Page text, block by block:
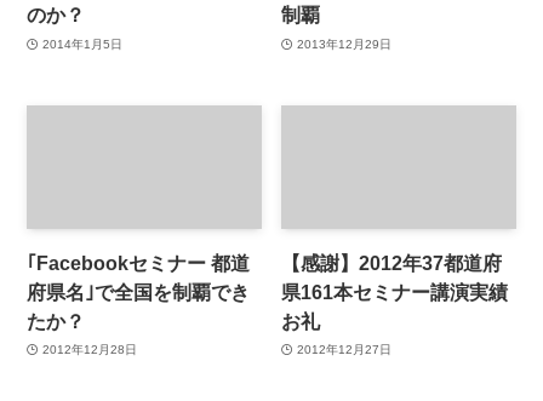
のか？
2014年1月5日
制覇
2013年12月29日
｢Facebookセミナー 都道
府県名｣で全国を制覇でき
たか？
2012年12月28日
【感謝】2012年37都道府
県161本セミナー講演実績
お礼
2012年12月27日